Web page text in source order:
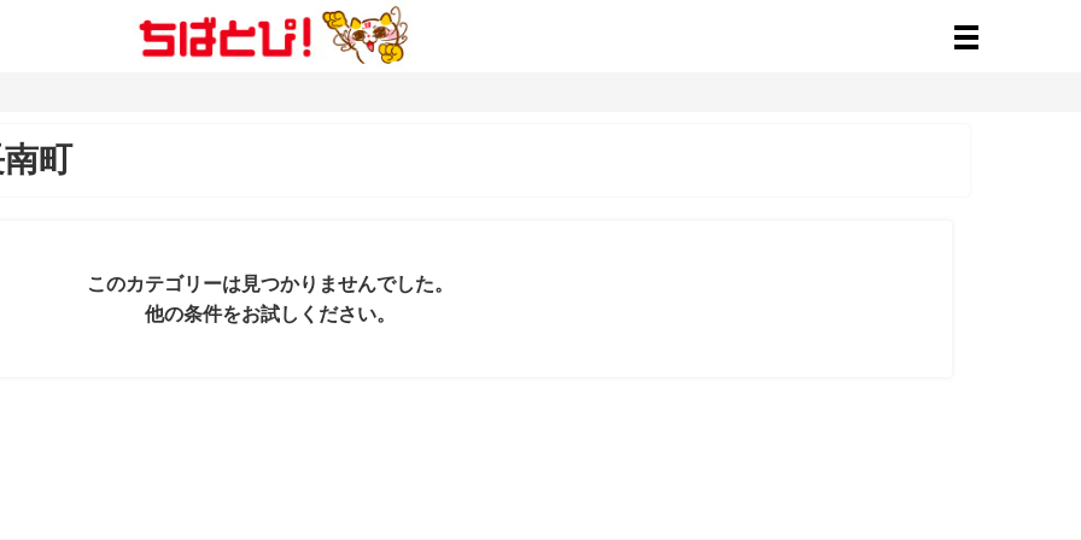
町
このカテゴリーは見つかりませんでした。
他の条件をお試しください。